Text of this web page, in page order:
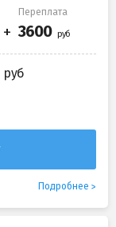
Переплата
Подробнее